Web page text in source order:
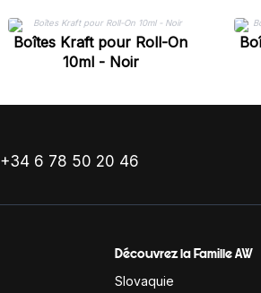
Boîtes Kraft pour Roll-On
10ml - Noir
+34 6 78 50 20 46
Découvrez la Famille AW
Slovaquie